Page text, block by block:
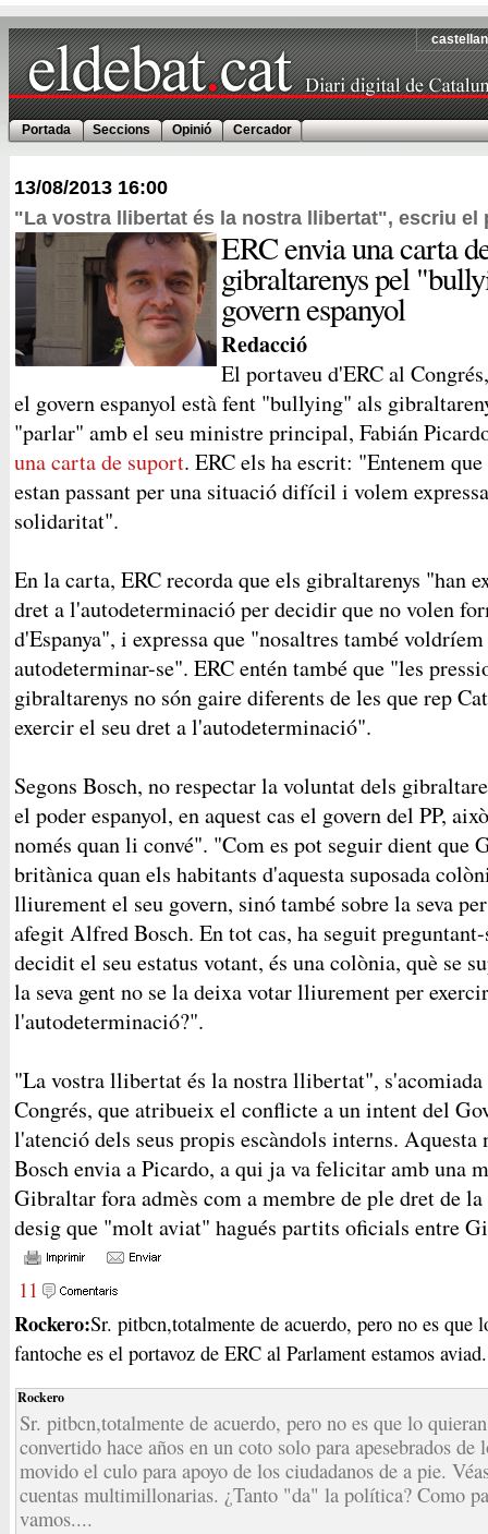
Portada Seccions Opinió Cercador
13/08/2013 16:00
"La vostra llibertat és la nostra llibertat", escriu el
ERC envia una carta
gibraltarenys pel
govern espanyol
Redacció
El portaveu d'ERC al
el govern espanyol està fent "bullying" als
"parlar" amb el seu ministre principal, Fabián
una carta de suport. ERC els ha escrit: "Entenem
estan passant per una situació difícil i volem
solidaritat".
En la carta, ERC recorda que els gibraltarenys "han
dret a l'autodeterminació per decidir que no volen
d'Espanya", i expressa que "nosaltres també
autodeterminar-se". ERC entén també que "les
gibraltarenys no són gaire diferents de les que rep
exercir el seu dret a l'autodeterminació".
Segons Bosch, no respectar la voluntat dels
el poder espanyol, en aquest cas el govern del PP,
només quan li convé". "Com es pot seguir dient que
britànica quan els habitants d'aquesta suposada
lliurement el seu govern, sinó també sobre la seva
afegit Alfred Bosch. En tot cas, ha seguit
decidit el seu estatus votant, és una colònia, què se
la seva gent no se la deixa votar lliurement per
l'autodeterminació?".
"La vostra llibertat és la nostra llibertat",
Congrés, que atribueix el conflicte a un intent del
l'atenció dels seus propis escàndols interns.
Bosch envia a Picardo, a qui ja va felicitar amb una
Gibraltar fora admès com a membre de ple dret de
desig que "molt aviat" hagués partits oficials entre
11
Rockero:Sr. pitbcn,totalmente de acuerdo, pero no es que
fantoche es el portavoz de ERC al Parlament estamos
Rockero
Sr. pitbcn,totalmente de acuerdo, pero no es que lo
convertido hace años en un coto solo para apesebrados
movido el culo para apoyo de los ciudadanos de a pie.
cuentas multimillonarias. ¿Tanto "da" la política? Como
vamos....